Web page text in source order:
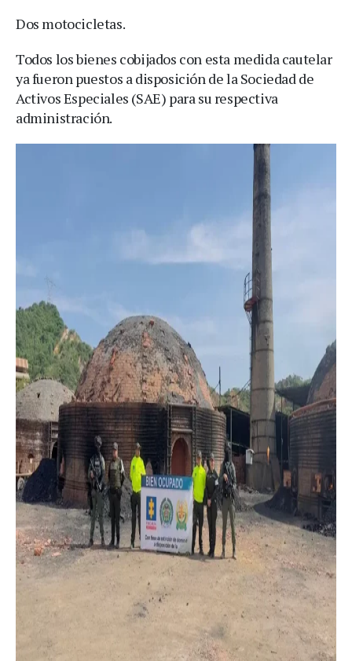
Dos motocicletas.
Todos los bienes cobijados con esta medida cautelar
ya fueron puestos a disposición de la Sociedad de
Activos Especiales (SAE) para su respectiva
administración.